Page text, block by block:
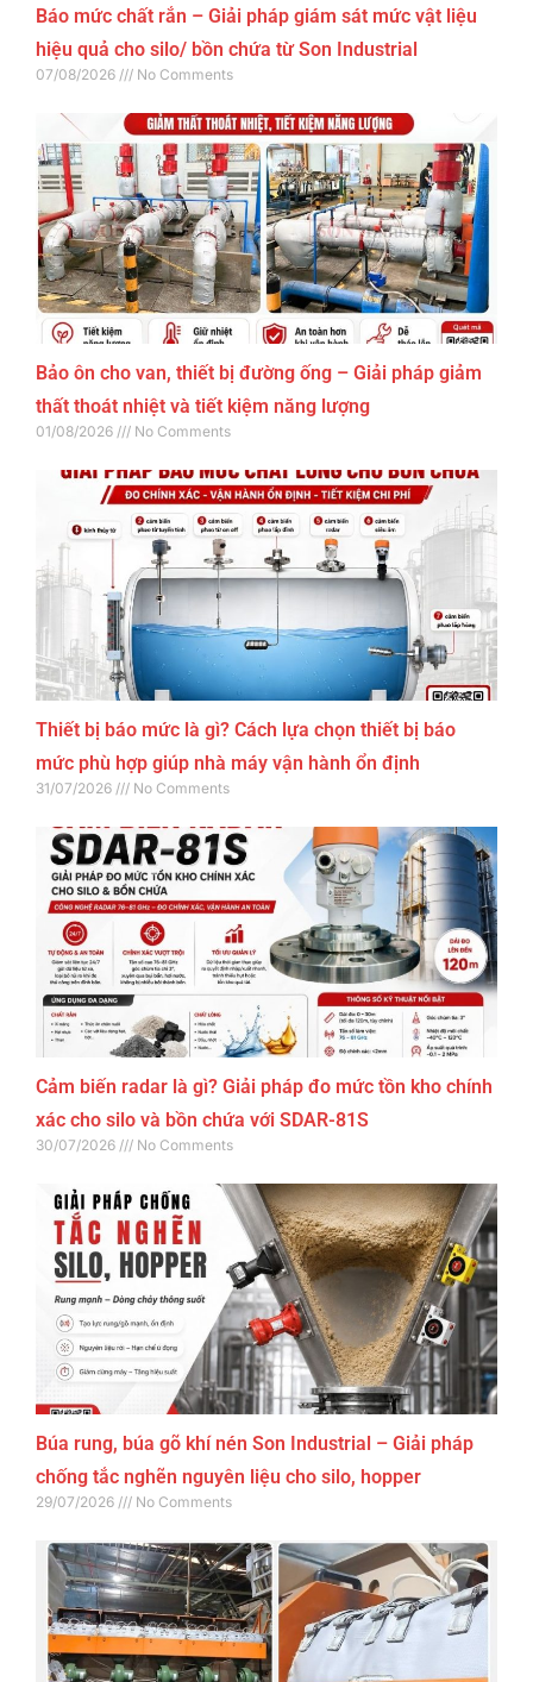
Báo mức chất rắn – Giải pháp giám sát mức vật liệu
hiệu quả cho silo/ bồn chứa từ Son Industrial
07/08/2026 No Comments
Bảo ôn cho van, thiết bị đường ống – Giải pháp giảm
thất thoát nhiệt và tiết kiệm năng lượng
01/08/2026 No Comments
Thiết bị báo mức là gì? Cách lựa chọn thiết bị báo
mức phù hợp giúp nhà máy vận hành ổn định
31/07/2026 No Comments
Cảm biến radar là gì? Giải pháp đo mức tồn kho chính
xác cho silo và bồn chứa với SDAR-81S
30/07/2026 No Comments
Búa rung, búa gõ khí nén Son Industrial – Giải pháp
chống tắc nghẽn nguyên liệu cho silo, hopper
29/07/2026 No Comments